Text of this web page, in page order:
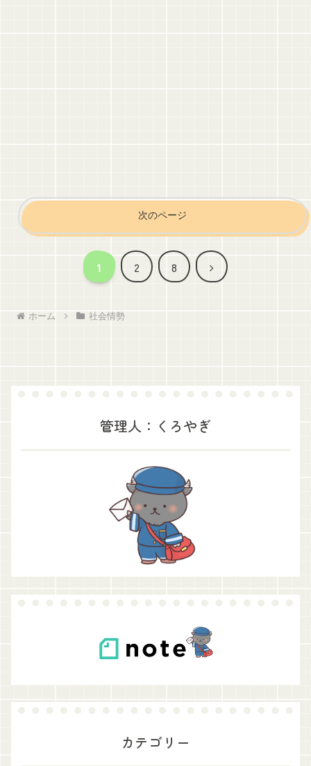
次のページ
1 2 8
次
ホーム 社会情勢
管理人：くろやぎ
カテゴリー